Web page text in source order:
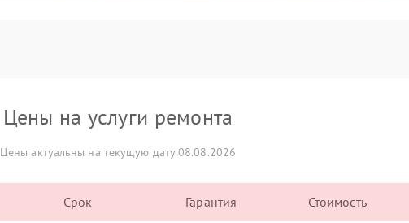
Цены на услуги ремонта
Цены актуальны на текущую дату 08.08.2026
Срок Гарантия Стоимость